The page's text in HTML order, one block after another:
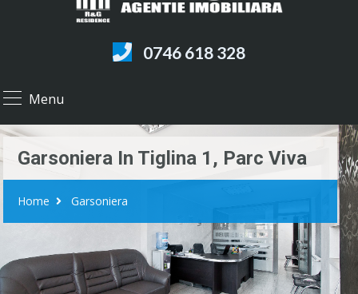
0746 618 328
Menu
Garsoniera In Tiglina 1, Parc Viva
Home Garsoniera